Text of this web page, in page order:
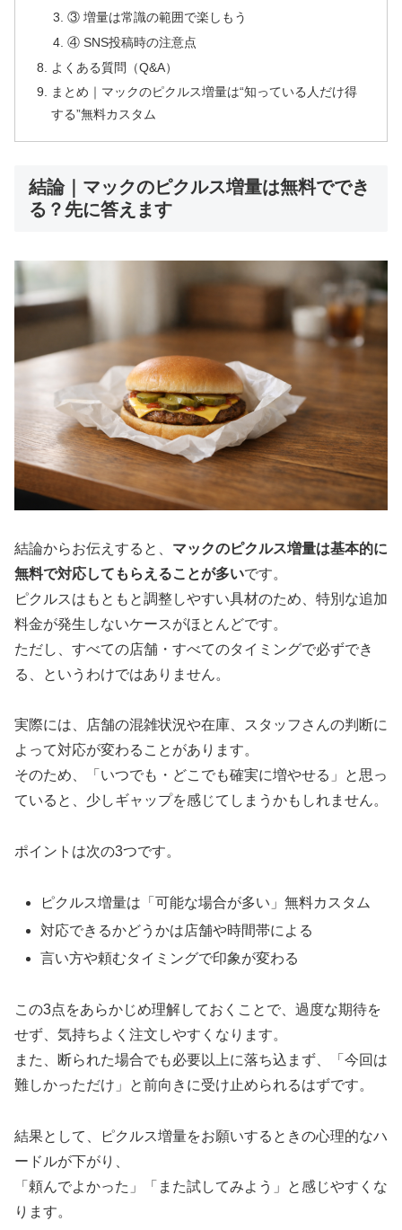
③ 増量は常識の範囲で楽しもう
④ SNS投稿時の注意点
よくある質問（Q&A）
まとめ｜マックのピクルス増量は“知っている人だけ得
する”無料カスタム
結論｜マックのピクルス増量は無料ででき
る？先に答えます
結論からお伝えすると、 マックのピクルス増量は基本的に
無料で対応してもらえることが多いです。
ピクルスはもともと調整しやすい具材のため、特別な追加
料金が発生しないケースがほとんどです。
ただし、すべての店舗・すべてのタイミングで必ずでき
る、というわけではありません。
実際には、店舗の混雑状況や在庫、スタッフさんの判断に
よって対応が変わることがあります。
そのため、「いつでも・どこでも確実に増やせる」と思っ
ていると、少しギャップを感じてしまうかもしれません。
ポイントは次の3つです。
ピクルス増量は「可能な場合が多い」無料カスタム
対応できるかどうかは店舗や時間帯による
言い方や頼むタイミングで印象が変わる
この3点をあらかじめ理解しておくことで、過度な期待を
せず、気持ちよく注文しやすくなります。
また、断られた場合でも必要以上に落ち込まず、「今回は
難しかっただけ」と前向きに受け止められるはずです。
結果として、ピクルス増量をお願いするときの心理的なハ
ードルが下がり、
「頼んでよかった」「また試してみよう」と感じやすくな
ります。